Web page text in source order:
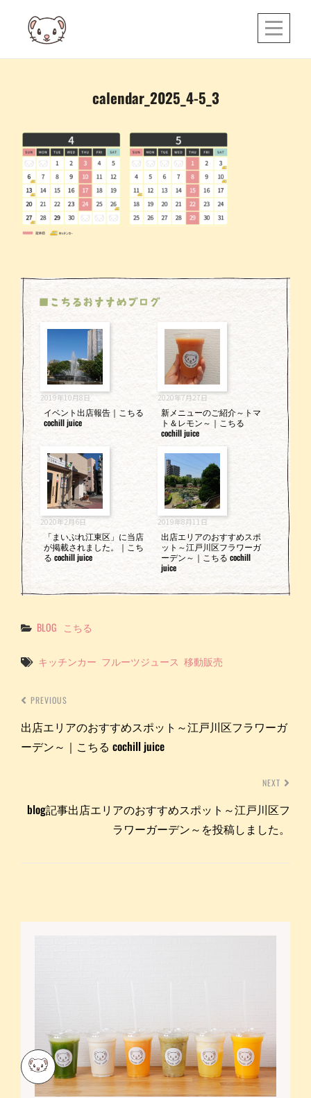
content
calendar_2025_4-5_3
■こちるおすすめブログ
2019年10月8日
イベント出店報告｜こちる
cochill juice
2020年7月27日
新メニューのご紹介～トマ
ト＆レモン～｜こちる
cochill juice
2020年2月6日
「まいぷれ江東区」に当店
が掲載されました。｜こち
る cochill juice
2019年8月11日
出店エリアのおすすめスポ
ット～江戸川区フラワーガ
ーデン～｜こちる cochill
juice
Categories
BLOG こちる
Tags
キッチンカー フルーツジュース 移動販売
ナ
ビ
ゲ
ー
シ
ン
PREVIOUS
出店エリアのおすすめスポット～江戸川区フラワーガ
ーデン～｜こちる cochill juice
NEXT
blog記事出店エリアのおすすめスポット～江戸川区フ
ラワーガーデン～を投稿しました。